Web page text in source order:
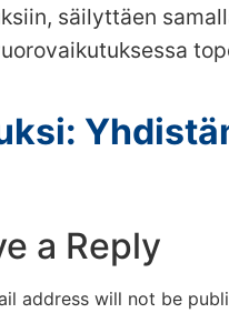
säilyttäen
a Reply
address will not be